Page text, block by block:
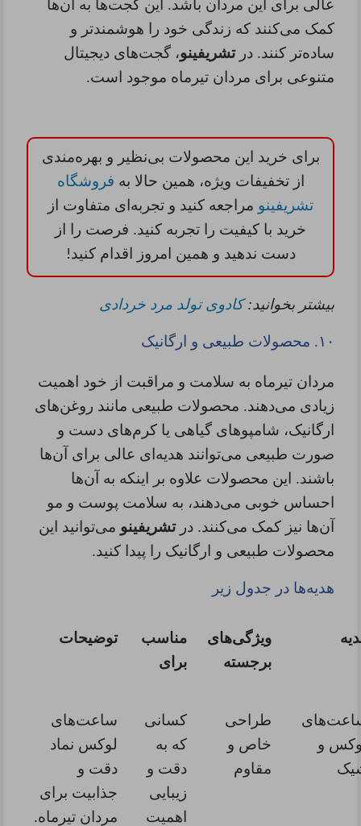
عالی برای این مردان باشد. این گجت‌ها به آن‌ها
کمک می‌کنند که زندگی خود را هوشمندتر و
ساده‌تر کنند. درتشریفینو، گجت‌های دیجیتال
متنوعی برای مردان تیرماه موجود است.
برای خرید این محصولات بی‌نظیر و بهره‌مندی
از تخفیفات ویژه، همین حالا به فروشگاه
تشریفینو مراجعه کنید و تجربه‌ای متفاوت از
خرید با کیفیت را تجربه کنید. فرصت را از
دست ندهید و همین امروز اقدام کنید!
بیشتر بخوانید:کادوی تولد مرد خردادی
۱۰. محصولات طبیعی و ارگانیک
مردان تیرماه به سلامت و مراقبت از خود اهمیت
زیادی می‌دهند. محصولات طبیعی مانند روغن‌های
ارگانیک، شامپوهای گیاهی یا کرم‌های دست و
صورت طبیعی می‌توانند هدیه‌ای عالی برای آن‌ها
باشند. این محصولات علاوه بر اینکه به آن‌ها
احساس خوبی می‌دهند، به سلامت پوست و مو
آن‌ها نیز کمک می‌کنند. درتشریفینو می‌توانید این
محصولات طبیعی و ارگانیک را پیدا کنید.
هدیه‌ها در جدول زیر
ویژگی‌های
برجسته
مناسب
برای
توضیحات
و
طراحی
خاص و
مقاوم
کسانی
که به
دقت و
زیبایی
اهمیت
ساعت‌های
لوکس نماد
دقت و
جذابیت برای
مردان تیرماه.